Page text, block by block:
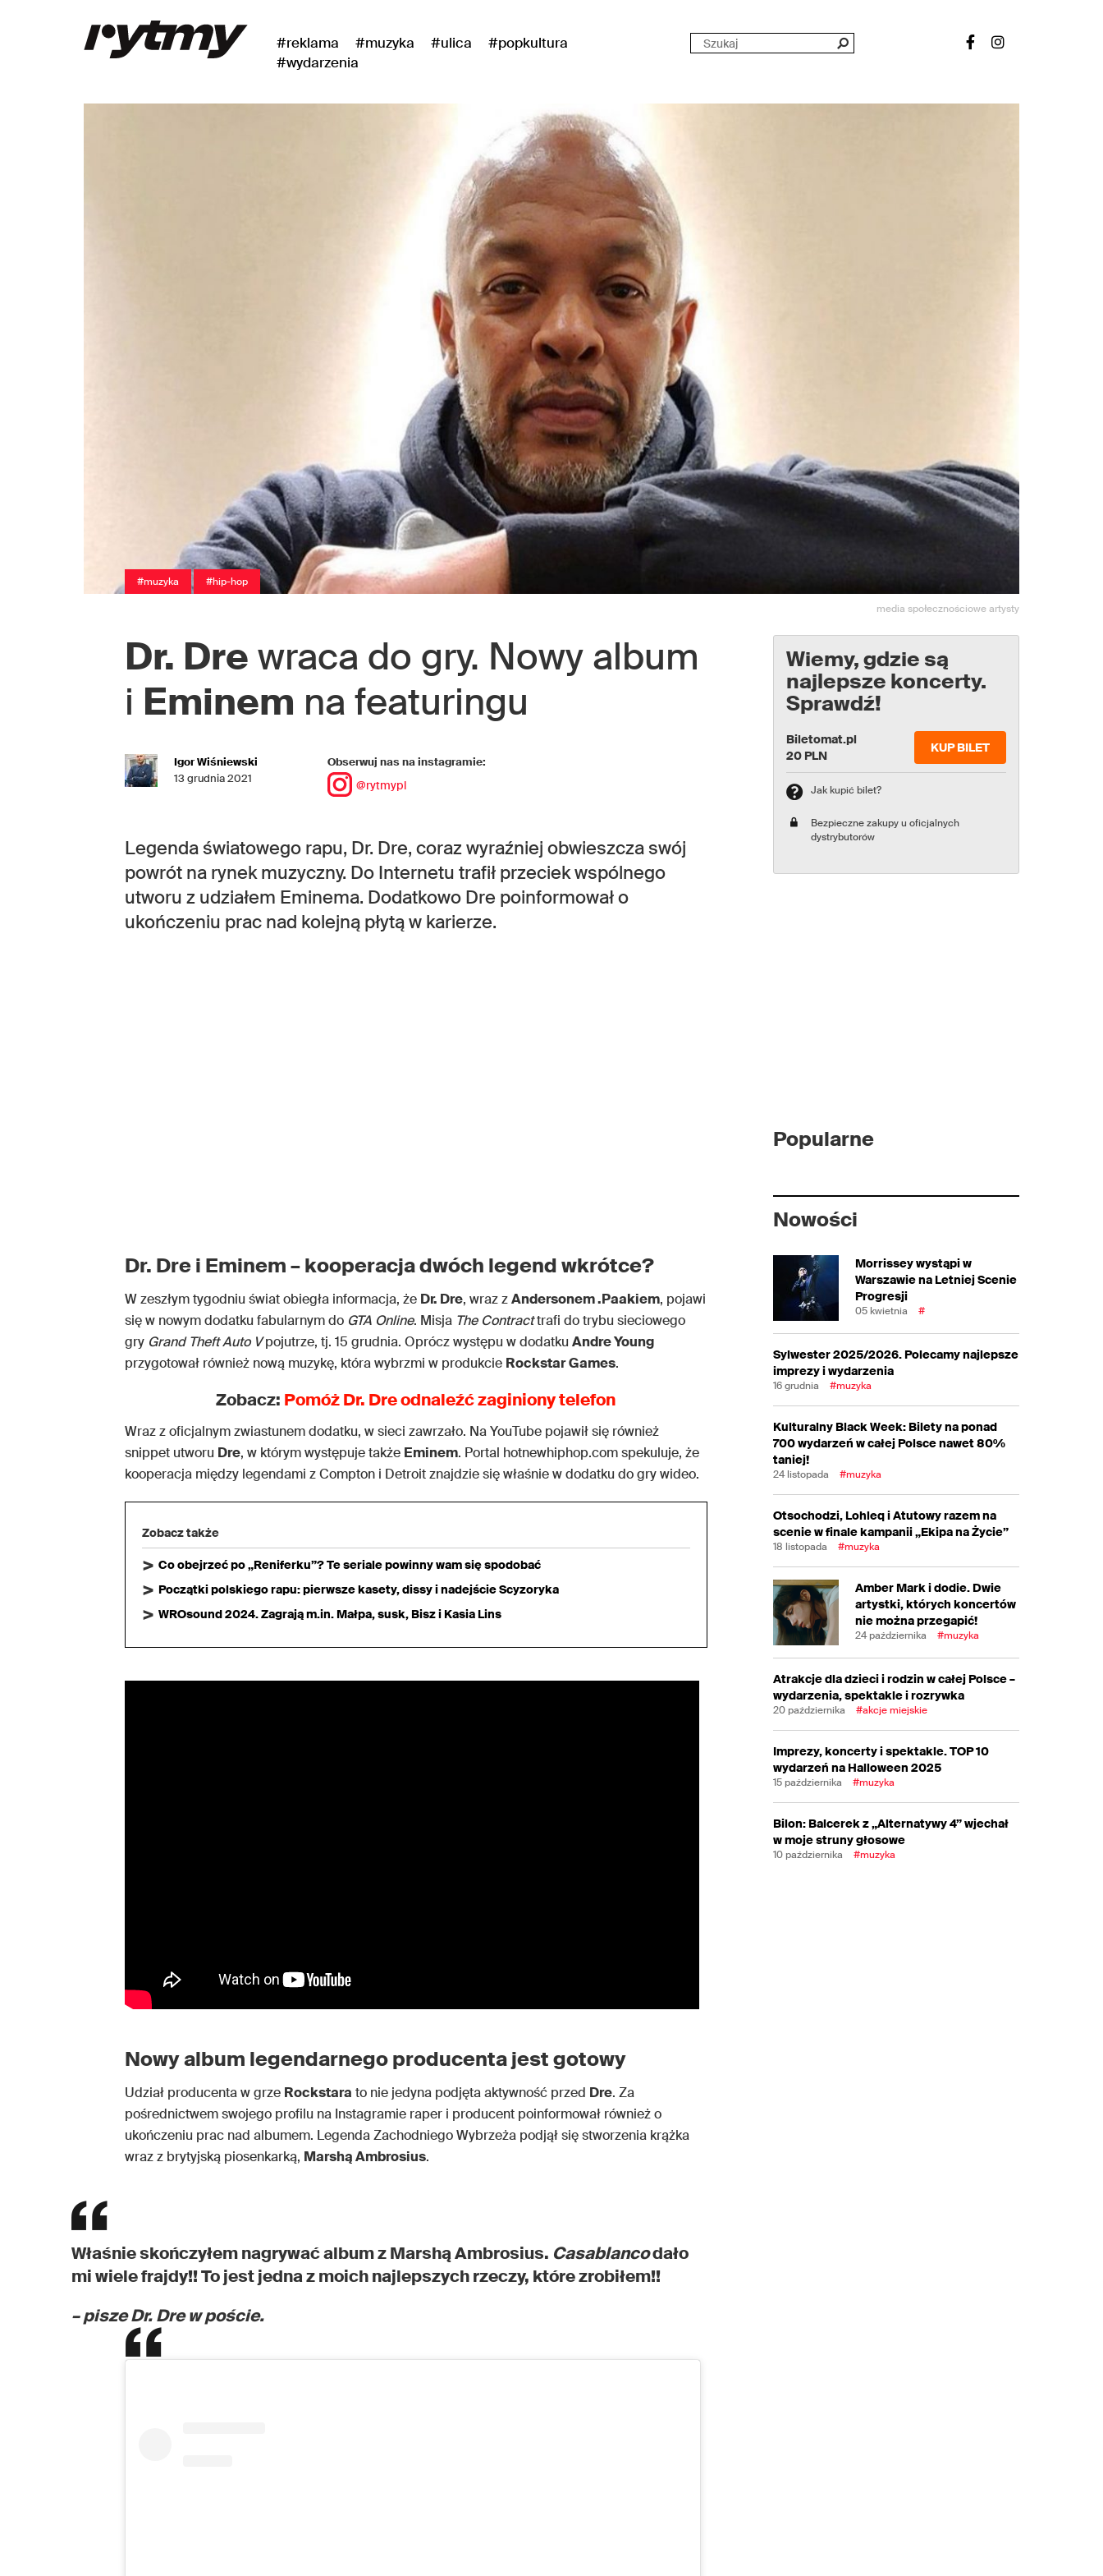
#reklama #muzyka #ulica
#popkultura
#wydarzenia
#muzyka #hip-hop
media społecznościowe artysty
Dr. Dre wraca do gry. Nowy album
i Eminem na featuringu
Igor Wiśniewski
13 grudnia 2021
Obserwuj nas na instagramie:
@rytmypl
Legenda światowego rapu, Dr. Dre, coraz wyraźniej obwieszcza swój
powrót na rynek muzyczny. Do Internetu trafił przeciek wspólnego
utworu z udziałem Eminema. Dodatkowo Dre poinformował o
ukończeniu prac nad kolejną płytą w karierze.
Dr. Dre i Eminem – kooperacja dwóch legend wkrótce?
W zeszłym tygodniu świat obiegła informacja, że Dr. Dre, wraz zAndersonem .Paakiem, pojawi
się w nowym dodatku fabularnym do GTA Online. Misja The Contracttrafi do trybu sieciowego
gry Grand Theft Auto Vpojutrze, tj. 15 grudnia. Oprócz występu w dodatku Andre Young
przygotował również nową muzykę, która wybrzmi w produkcie RockstarGames.
Zobacz: Pomóż Dr. Dre odnaleźć zaginiony telefon
Wraz z oficjalnym zwiastunem dodatku, w sieci zawrzało. Na YouTube pojawił się również
snippet utworu Dre, w którym występuje także Eminem. Portal hotnewhiphop.com spekuluje, że
kooperacja między legendami z Compton i Detroit znajdzie się właśnie w dodatku do gry wideo.
Zobacz także
Co obejrzeć po „Reniferku”? Te seriale powinny wam się spodobać
Początki polskiego rapu: pierwsze kasety, dissy i nadejście Scyzoryka
WROsound 2024. Zagrają m.in. Małpa, susk, Bisz i Kasia Lins
Nowy album legendarnego producenta jest gotowy
Udział producenta w grze Rockstara to nie jedyna podjęta aktywność przed Dre. Za
pośrednictwem swojego profilu na Instagramie raper i producent poinformował również o
ukończeniu prac nad albumem. Legenda Zachodniego Wybrzeża podjął się stworzenia krążka
wraz z brytyjską piosenkarką, Marshą Ambrosius.
Właśnie skończyłem nagrywać album z Marshą Ambrosius. Casablancodało
mi wiele frajdy!! To jest jedna z moich najlepszych rzeczy, które zrobiłem!!
– pisze Dr. Dre w poście.
Wiemy, gdzie są
najlepsze koncerty.
Sprawdź!
Biletomat.pl
20 PLN
KUP BILET
Jak kupić bilet?
Bezpieczne zakupy u oficjalnych
dystrybutorów
Popularne
Nowości
Morrissey wystąpi w
Warszawie na Letniej Scenie
Progresji
05 kwietnia #
Sylwester 2025/2026. Polecamy najlepsze
imprezy i wydarzenia
16 grudnia #muzyka
Kulturalny Black Week: Bilety na ponad
700 wydarzeń w całej Polsce nawet 80%
taniej!
24 listopada #muzyka
Otsochodzi, Lohleq i Atutowy razem na
scenie w finale kampanii „Ekipa na Życie”
18 listopada #muzyka
Amber Mark i dodie. Dwie
artystki, których koncertów
nie można przegapić!
24 października #muzyka
Atrakcje dla dzieci i rodzin w całej Polsce –
wydarzenia, spektakle i rozrywka
20 października #akcje miejskie
Imprezy, koncerty i spektakle. TOP 10
wydarzeń na Halloween 2025
15 października #muzyka
Bilon: Balcerek z „Alternatywy 4” wjechał
w moje struny głosowe
10 października #muzyka